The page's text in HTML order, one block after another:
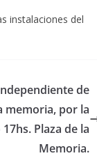
instalaciones del
de
memoria, por la
Plaza de la
Memoria.